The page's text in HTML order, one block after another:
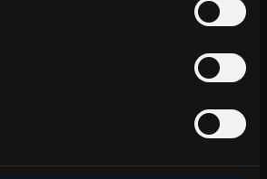
COLLECTION PAR: